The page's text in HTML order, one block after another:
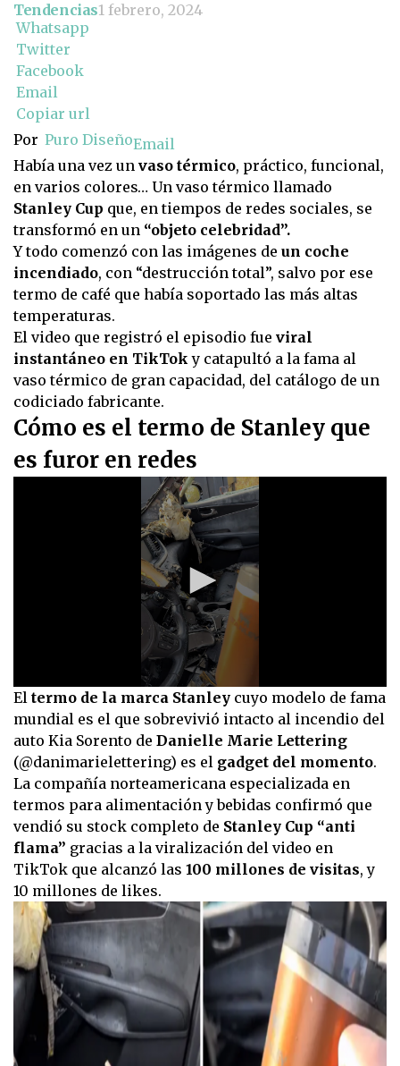
Tendencias1 febrero, 2024
Whatsapp
Twitter
Facebook
Email
Copiar url
Por Puro DiseñoEmail
Había una vez un vaso térmico, práctico, funcional,
en varios colores… Un vaso térmico llamado
Stanley Cup que, en tiempos de redes sociales, se
transformó en un “objeto celebridad”.
Y todo comenzó con las imágenes de un coche
incendiado, con “destrucción total”, salvo por ese
termo de café que había soportado las más altas
temperaturas.
El video que registró el episodio fue viral
instantáneo en TikToky catapultó a la fama al
vaso térmico de gran capacidad, del catálogo de un
codiciado fabricante.
Cómo es el termo de Stanley que
es furor en redes
0
seconds
of
14
seconds
El termo de la marca Stanley cuyo modelo de fama
mundial es el que sobrevivió intacto al incendio del
auto Kia Sorento de Danielle Marie Lettering
(@danimarielettering) es el gadget del momento.
La compañía norteamericana especializada en
termos para alimentación y bebidas confirmó que
vendió su stock completo de Stanley Cup “anti
flama” gracias a la viralización del video en
TikTok que alcanzó las 100 millones de visitas, y
10 millones de likes.